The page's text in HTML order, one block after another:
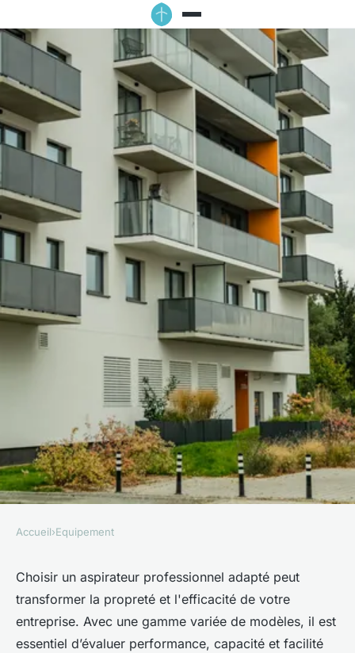
EQUIPEMENT
Les meilleurs aspirateurs
professionnels pour optimiser
votre entreprise
Accueil›Equipement
Choisir un aspirateur professionnel adapté peut
transformer la propreté et l'efficacité de votre
entreprise. Avec une gamme variée de modèles, il est
essentiel d’évaluer performance, capacité et facilité